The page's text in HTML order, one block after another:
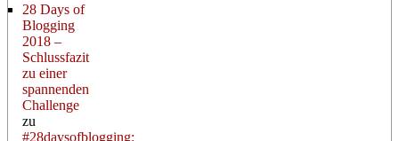
28 Days of
Blogging
2018 –
Schlussfazit
zu einer
spannenden
Challenge
zu
#28daysofblogging: